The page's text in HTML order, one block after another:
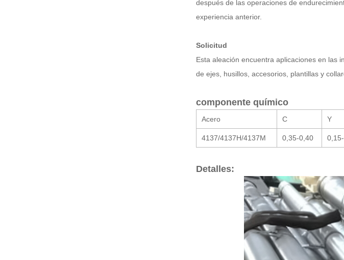
después de las operaciones de
experiencia anterior.
Solicitud
Esta aleación encuentra aplicaciones en las
de ejes, husillos, accesorios, plantillas y
componente químico
Acero C Y
4137/4137H/4137M 0,35-0,40
Detalles: